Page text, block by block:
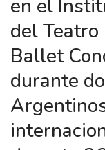
en el
del
Ballet
durante